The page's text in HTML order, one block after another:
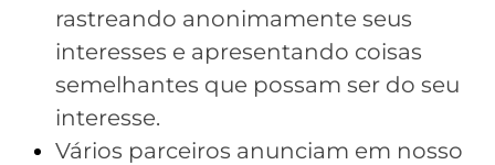
rastreando anonimamente seus
interesses e apresentando coisas
semelhantes que possam ser do seu
interesse.
Vários parceiros anunciam em nosso